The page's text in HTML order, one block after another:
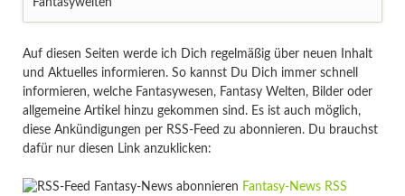
Auf diesen Seiten werde ich Dich regelmäßig über neuen Inhalt
und Aktuelles informieren. So kannst Du Dich immer schnell
informieren, welche Fantasywesen, Fantasy Welten, Bilder oder
allgemeine Artikel hinzu gekommen sind. Es ist auch möglich,
diese Ankündigungen per RSS-Feed zu abonnieren. Du brauchst
dafür nur diesen Link anzuklicken:
Fantasy-News RSS